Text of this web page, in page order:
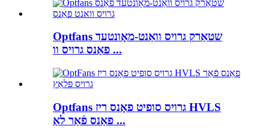
Optfans שטאַרק גרויס וואַנט-מאָונטעד
פאַנס גרויס וו ...
Optfans גרויס סופיט פאָנס ריז HVLS
פאַנס פֿאַר לאַ ...